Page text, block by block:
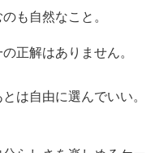
も自然なこと。
正解はありません。
は自由に選んでいい。